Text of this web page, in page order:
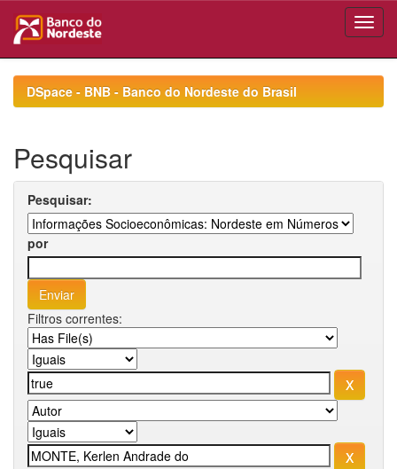
navigationDSpace - BNB - Banco do Nordeste do Brasil
Pesquisar
Pesquisar:
por
Filtros correntes: